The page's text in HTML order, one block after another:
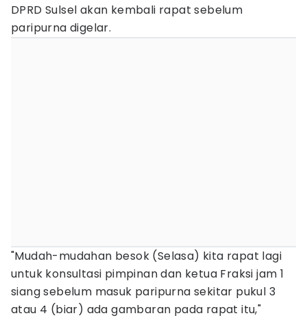
DPRD Sulsel akan kembali rapat sebelum
paripurna digelar.
"Mudah-mudahan besok (Selasa) kita rapat lagi
untuk konsultasi pimpinan dan ketua Fraksi jam 1
siang sebelum masuk paripurna sekitar pukul 3
atau 4 (biar) ada gambaran pada rapat itu,"